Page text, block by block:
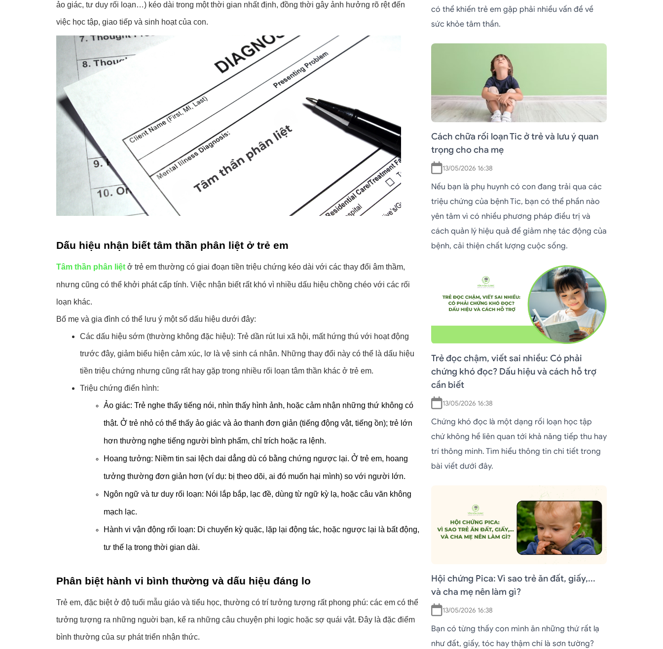
ảo giác, tư duy rối loạn…) kéo dài trong một thời gian nhất định, đồng thời gây ảnh hưởng rõ rệt đến
việc học tập, giao tiếp và sinh hoạt của con.
Dấu hiệu nhận biết tâm thần phân liệt ở trẻ em
Tâm thần phân liệt ở trẻ em thường có giai đoạn tiền triệu chứng kéo dài với các thay đổi âm thầm,
nhưng cũng có thể khởi phát cấp tính. Việc nhận biết rất khó vì nhiều dấu hiệu chồng chéo với các rối
loạn khác.
Bố mẹ và gia đình có thể lưu ý một số dấu hiệu dưới đây:
Các dấu hiệu sớm (thường không đặc hiệu): Trẻ dần rút lui xã hội, mất hứng thú với hoạt động
trước đây, giảm biểu hiện cảm xúc, lơ là vệ sinh cá nhân. Những thay đổi này có thể là dấu hiệu
tiền triệu chứng nhưng cũng rất hay gặp trong nhiều rối loạn tâm thần khác ở trẻ em.
Triệu chứng điển hình:
Ảo giác: Trẻ nghe thấy tiếng nói, nhìn thấy hình ảnh, hoặc cảm nhận những thứ không có
thật. Ở trẻ nhỏ có thể thấy ảo giác và ảo thanh đơn giản (tiếng động vật, tiếng ồn); trẻ lớn
hơn thường nghe tiếng người bình phẩm, chỉ trích hoặc ra lệnh.
Hoang tưởng: Niềm tin sai lệch dai dẳng dù có bằng chứng ngược lại. Ở trẻ em, hoang
tưởng thường đơn giản hơn (ví dụ: bị theo dõi, ai đó muốn hại mình) so với người lớn.
Ngôn ngữ và tư duy rối loạn: Nói lắp bắp, lạc đề, dùng từ ngữ kỳ lạ, hoặc câu văn không
mạch lạc.
Hành vi vận động rối loạn: Di chuyển kỳ quặc, lặp lại động tác, hoặc ngược lại là bất động,
tư thế lạ trong thời gian dài.
Phân biệt hành vi bình thường và dấu hiệu đáng lo
Trẻ em, đặc biệt ở độ tuổi mẫu giáo và tiểu học, thường có trí tưởng tượng rất phong phú: các em có thể
tưởng tượng ra những nguời bạn, kể ra những câu chuyện phi logic hoặc sợ quái vật. Đây là đặc điểm
bình thường của sự phát triển nhận thức.
có thể khiến trẻ em gặp phải nhiều vấn đề về
sức khỏe tâm thần.
Cách chữa rối loạn Tic ở trẻ và lưu ý quan
trọng cho cha mẹ
13/05/2026 16:38
Nếu bạn là phụ huynh có con đang trải qua các
triệu chứng của bệnh Tic, bạn có thể phần nào
yên tâm vì có nhiều phương pháp điều trị và
cách quản lý hiệu quả để giảm nhẹ tác động của
bệnh, cải thiện chất lượng cuộc sống.
Trẻ đọc chậm, viết sai nhiều: Có phải
chứng khó đọc? Dấu hiệu và cách hỗ trợ
cần biết
13/05/2026 16:38
Chứng khó đọc là một dạng rối loạn học tập
chứ không hề liên quan tới khả năng tiếp thu hay
trí thông minh. Tìm hiểu thông tin chi tiết trong
bài viết dưới đây.
Hội chứng Pica: Vì sao trẻ ăn đất, giấy,...
và cha mẹ nên làm gì?
13/05/2026 16:38
Bạn có từng thấy con mình ăn những thứ rất lạ
như đất, giấy, tóc hay thậm chí là sơn tường?